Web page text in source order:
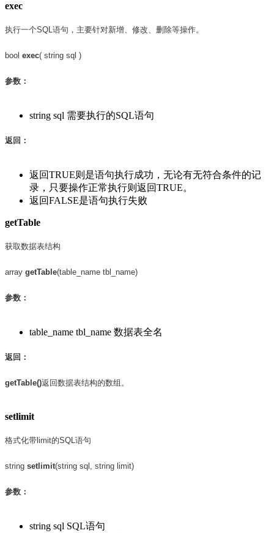
exec
执行一个SQL语句，主要针对新增、修改、删除等操作。
bool exec( string sql )
参数：
string sql 需要执行的SQL语句
返回：
返回TRUE则是语句执行成功，无论有无符合条件的记
录，只要操作正常执行则返回TRUE。
返回FALSE是语句执行失败
getTable
获取数据表结构
array getTable(table_name tbl_name)
参数：
table_name tbl_name 数据表全名
返回：
getTable()返回数据表结构的数组。
setlimit
格式化带limit的SQL语句
string setlimit(string sql, string limit)
参数：
string sql SQL语句